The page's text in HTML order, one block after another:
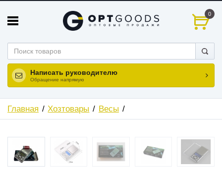
0
Написать руководителю
Обращение напрямую
Главная Хозтовары Весы